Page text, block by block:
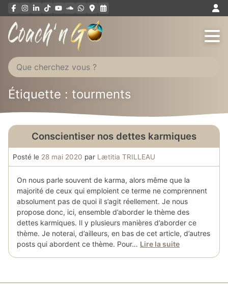
Aller
au
Étiquette : tourments
Conscientiser nos dettes karmiques
Posté le 28 mai 2020 par Lætitia TRILLEAU
On nous parle souvent de karma, alors même que la
majorité de ceux qui emploient ce terme ne comprennent
absolument pas de quoi il s’agit réellement. Je nous
propose donc, ici, ensemble d’aborder le thème des
dettes karmiques. Il y plusieurs manières d’aborder ce
thème. Je noterai, d’ailleurs, en bas de cet article, d’autres
posts qui abordent ce thème. Pour… Lire la suite